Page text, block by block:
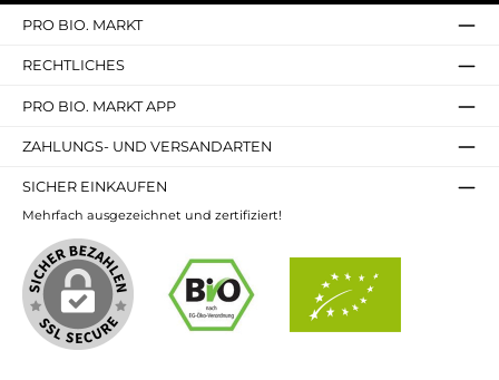
PRO BIO. MARKT
RECHTLICHES
PRO BIO. MARKT APP
ZAHLUNGS- UND VERSANDARTEN
SICHER EINKAUFEN
Mehrfach ausgezeichnet und zertifiziert!